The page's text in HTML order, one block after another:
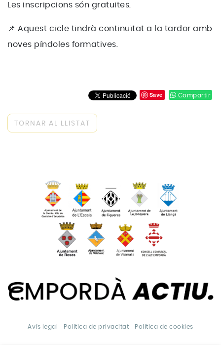
Les inscripcions són gratuites.
📌 Aquest cicle tindrà continuïtat a la tardor amb
noves píndoles formatives.
Save Compartir
TORNAR AL LLISTAT
Avís legal Política de privacitat Política de cookies